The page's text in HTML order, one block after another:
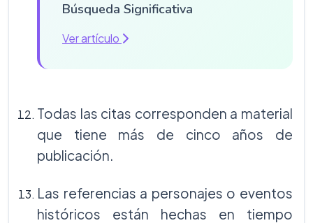
Búsqueda Significativa
Ver artículo
Todas las citas corresponden a material
que tiene más de cinco años de
publicación.
Las referencias a personajes o eventos
históricos están hechas en tiempo